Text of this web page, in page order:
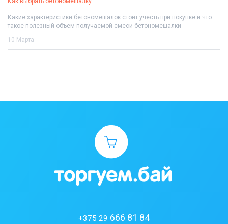
Какие характеристики бетономешалок стоит учесть при покупке и что
такое полезный объем получаемой смеси бетономешалки
10 Марта
+375 29 666 81 84